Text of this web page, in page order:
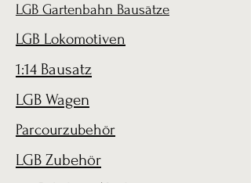
LGB Gartenbahn Bausätze
LGB Lokomotiven
1:14 Bausatz
LGB Wagen
Parcourzubehör
LGB Zubehör